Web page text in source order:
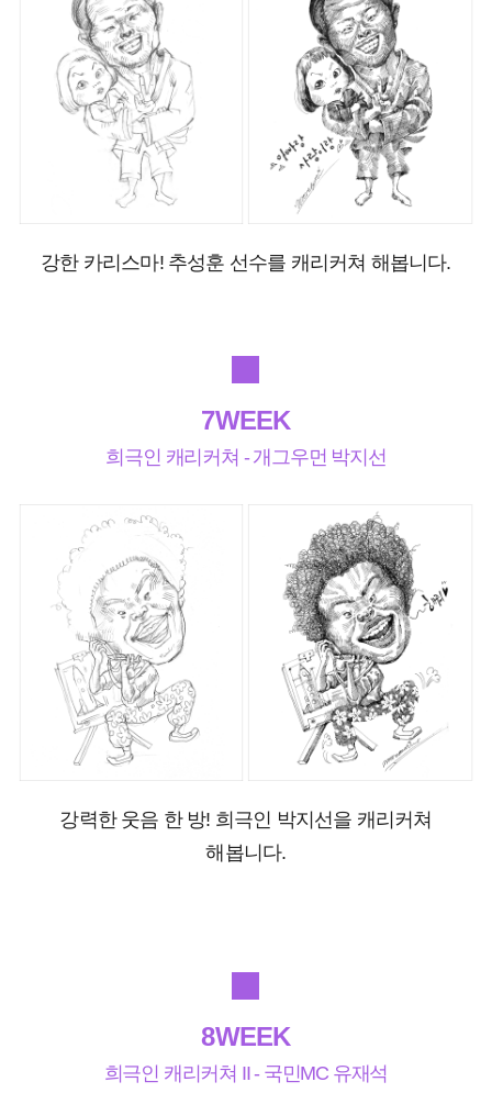
강한 카리스마! 추성훈 선수를 캐리커쳐 해봅니다.
7WEEK
희극인 캐리커쳐 - 개그우먼 박지선
강력한 웃음 한 방! 희극인 박지선을 캐리커쳐
해봅니다.
8WEEK
희극인 캐리커쳐 II - 국민MC 유재석